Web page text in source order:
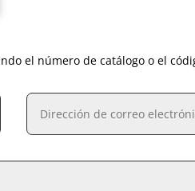
el número de catálogo o el